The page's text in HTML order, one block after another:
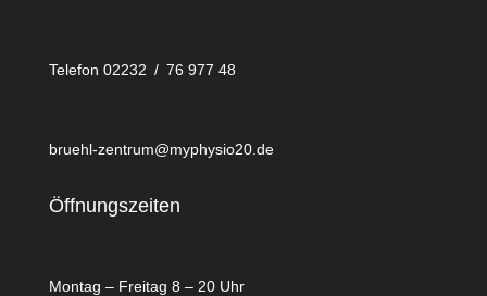
Telefon 02232 / 76 977 48
bruehl-zentrum@myphysio20.de
Öffnungszeiten
Montag – Freitag 8 – 20 Uhr